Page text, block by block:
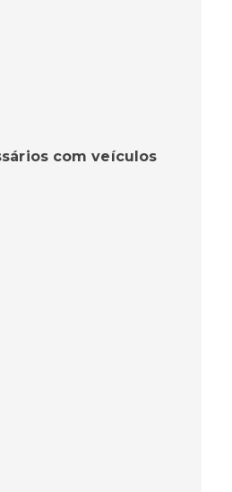
com veículos